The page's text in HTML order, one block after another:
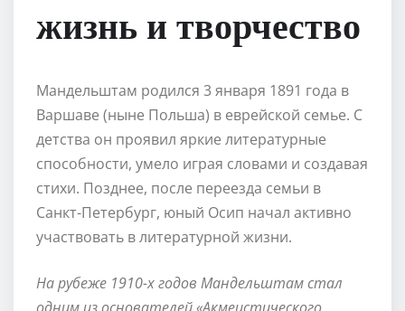
жизнь и творчество
Мандельштам родился 3 января 1891 года в
Варшаве (ныне Польша) в еврейской семье. С
детства он проявил яркие литературные
способности, умело играя словами и создавая
стихи. Позднее, после переезда семьи в
Санкт-Петербург, юный Осип начал активно
участвовать в литературной жизни.
На рубеже 1910-х годов Мандельштам стал